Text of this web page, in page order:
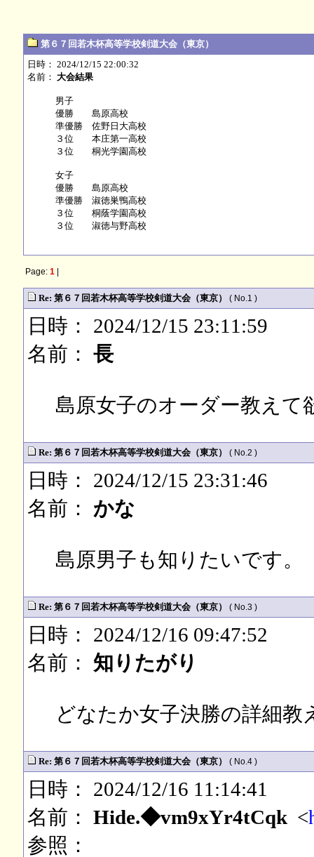
第６７回若木杯高等学校剣道大会（東京）
日時： 2024/12/15 22:00:32
名前： 大会結果
男子
優勝 島原高校
準優勝 佐野日大高校
３位 本庄第一高校
３位 桐光学園高校
女子
優勝 島原高校
準優勝 淑徳巣鴨高校
３位 桐蔭学園高校
３位 淑徳与野高校
Page: 1|
Re: 第６７回若木杯高等学校剣道大会（東京） ( No.1 )
日時： 2024/12/15 23:11:59
名前： 長
島原女子のオーダー教えて
Re: 第６７回若木杯高等学校剣道大会（東京） ( No.2 )
日時： 2024/12/15 23:31:46
名前： かな
島原男子も知りたいです。
Re: 第６７回若木杯高等学校剣道大会（東京） ( No.3 )
日時： 2024/12/16 09:47:52
名前： 知りたがり
どなたか女子決勝の詳細教
Re: 第６７回若木杯高等学校剣道大会（東京） ( No.4 )
日時： 2024/12/16 11:14:41
名前： Hide.◆vm9xYr4tCqk<
参照：